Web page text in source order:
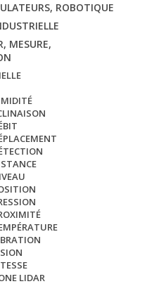
ROBOTIQUE
MESURE,
LIDAR